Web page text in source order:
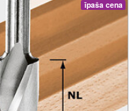
īpaša cena